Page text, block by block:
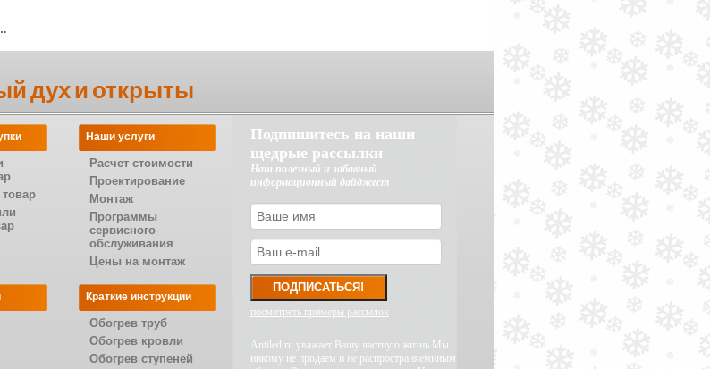
дух и открыты
Наши услуги
Расчет стоимости
Проектирование
Монтаж
Программы
сервисного
обслуживания
Цены на монтаж
Краткие инструкции
Обогрев труб
Обогрев кровли
Обогрев ступеней
Подпишитесь на наши
щедрые рассылки
Наш полезный и забавный
информационный дайджест
посмотреть примеры рассылок
Antiled.ru уважает Вашу частную жизнь.Мы
никому не продаем и не распространяеминым